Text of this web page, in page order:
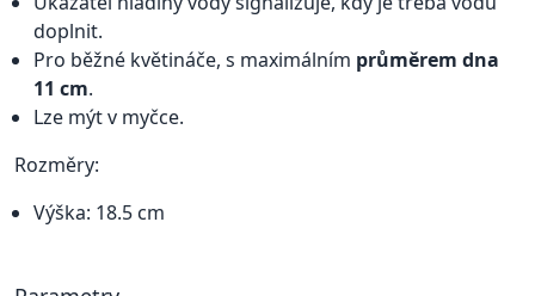
doplnit.
Pro běžné květináče, s maximálním průměrem dna
11 cm.
Lze mýt v myčce.
Rozměry:
Výška: 18.5 cm